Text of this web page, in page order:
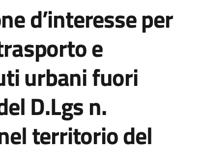
d’interesse per
e
urbani fuori
D.Lgs n.
territorio del